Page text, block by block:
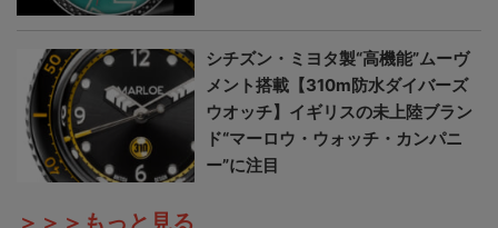
シチズン・ミヨタ製“高機能”ムーヴ
メント搭載【310m防水ダイバーズ
ウオッチ】イギリスの未上陸ブラン
ド“マーロウ・ウォッチ・カンパニ
ー”に注目
＞＞＞もっと見る